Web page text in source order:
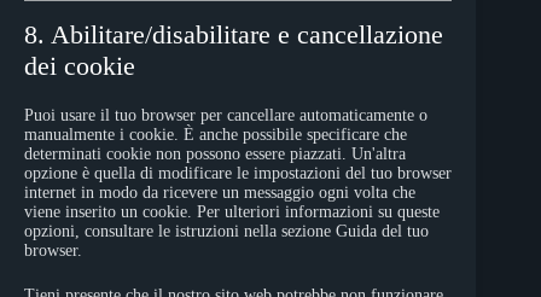
8. Abilitare/disabilitare e cancellazione
dei cookie
Puoi usare il tuo browser per cancellare automaticamente o
manualmente i cookie. È anche possibile specificare che
determinati cookie non possono essere piazzati. Un'altra
opzione è quella di modificare le impostazioni del tuo browser
internet in modo da ricevere un messaggio ogni volta che
viene inserito un cookie. Per ulteriori informazioni su queste
opzioni, consultare le istruzioni nella sezione Guida del tuo
browser.